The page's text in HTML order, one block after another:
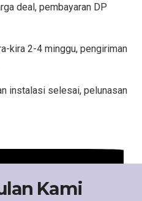
deal, pembayaran DP
kira 2-4 minggu, pengiriman
instalasi selesai, pelunasan
Kami